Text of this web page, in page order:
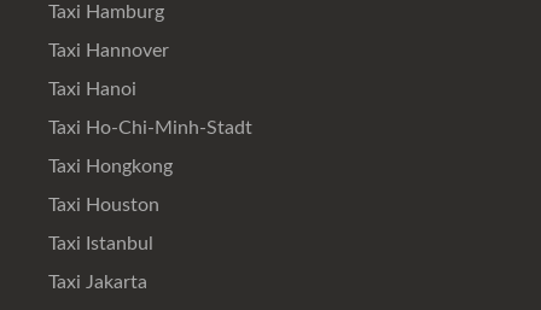
Taxi Hamburg
Taxi Hannover
Taxi Hanoi
Taxi Ho-Chi-Minh-Stadt
Taxi Hongkong
Taxi Houston
Taxi Istanbul
Taxi Jakarta